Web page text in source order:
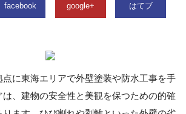
facebook google+ はてブ
に東海エリアで外壁塗装や防水工事を手
は、建物の安全性と美観を保つための的確